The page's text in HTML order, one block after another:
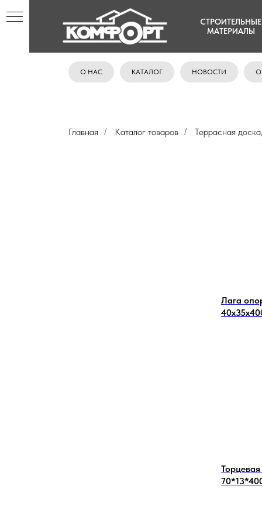
СТРОИТЕЛЬНЫЕ
МАТЕРИАЛЫ
О НАС КАТАЛОГ НОВОСТИ
Главная / Каталог товаров / Террасная
Лага